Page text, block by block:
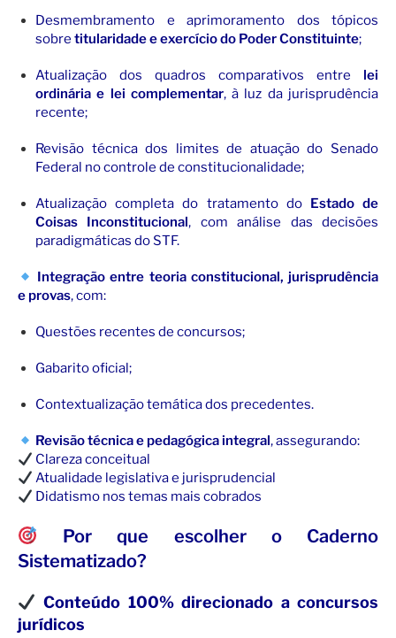
Desmembramento e aprimoramento dos tópicos
sobre titularidade e exercício do Poder Constituinte;
Atualização dos quadros comparativos entre lei
ordinária e lei complementar, à luz da jurisprudência
recente;
Revisão técnica dos limites de atuação do Senado
Federal no controle de constitucionalidade;
Atualização completa do tratamento do Estado de
Coisas Inconstitucional, com análise das decisões
paradigmáticas do STF.
Integração entre teoria constitucional, jurisprudência
e provas, com:
Questões recentes de concursos;
Gabarito oficial;
Contextualização temática dos precedentes.
Revisão técnica e pedagógica integral, assegurando:
Clareza conceitual
Atualidade legislativa e jurisprudencial
Didatismo nos temas mais cobrados
Por que escolher o Caderno
Sistematizado?
Conteúdo 100% direcionado a concursos
jurídicos